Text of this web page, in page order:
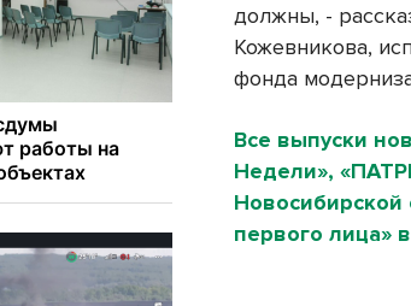
должны, -
Кожевникова,
фонда
Все выпуски
Недели»,
Новосибирской
первого лица»